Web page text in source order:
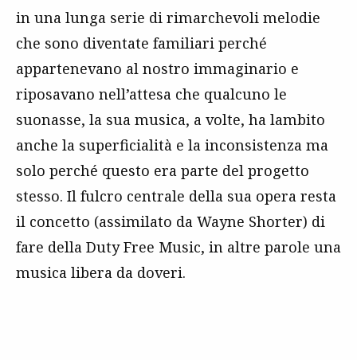
in una lunga serie di rimarchevoli melodie
che sono diventate familiari perché
appartenevano al nostro immaginario e
riposavano nell’attesa che qualcuno le
suonasse, la sua musica, a volte, ha lambito
anche la superficialità e la inconsistenza ma
solo perché questo era parte del progetto
stesso. Il fulcro centrale della sua opera resta
il concetto (assimilato da Wayne Shorter) di
fare della Duty Free Music, in altre parole una
musica libera da doveri.